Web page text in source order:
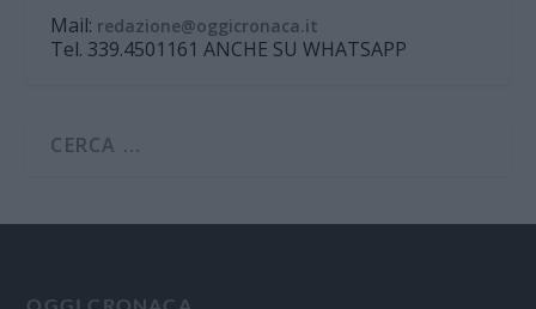
Mail: redazione@oggicronaca.it
Tel. 339.4501161 ANCHE SU WHATSAPP